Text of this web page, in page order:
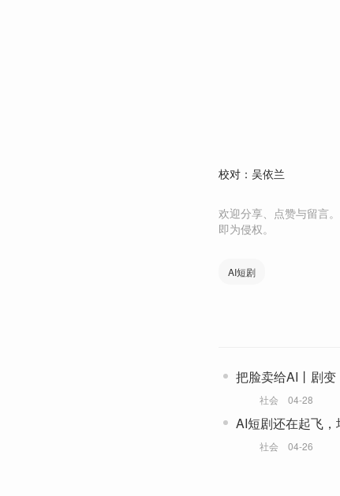
校对：吴依兰
欢迎分享、点赞与留言
即为侵权。
AI短剧
把脸卖给AI丨剧变
社会 04-28
AI短剧还在起飞
社会 04-26